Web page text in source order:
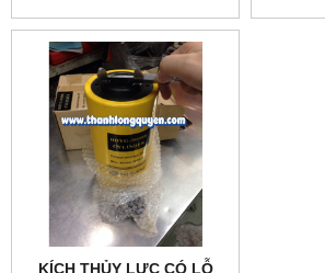
KÍCH THỦY LỰC CÓ LỖ